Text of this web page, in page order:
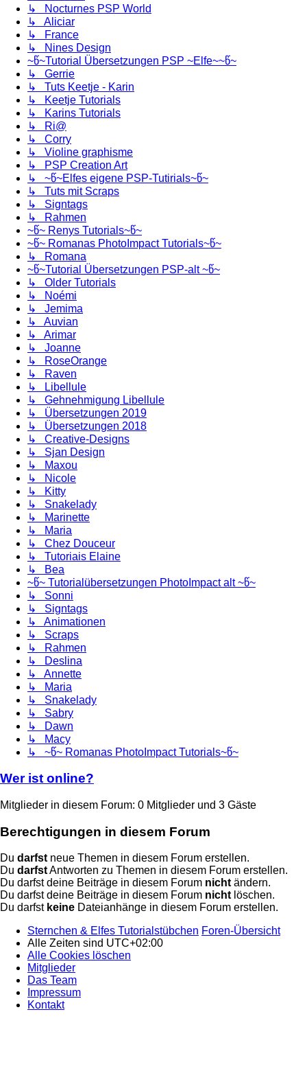
↳ Nocturnes PSP World
↳ Aliciar
↳ France
↳ Nines Design
~წ~Tutorial Übersetzungen PSP ~Elfe~~წ~
↳ Gerrie
↳ Tuts Keetje - Karin
↳ Keetje Tutorials
↳ Karins Tutorials
↳ Ri@
↳ Corry
↳ Violine graphisme
↳ PSP Creation Art
↳ ~წ~Elfes eigene PSP-Tutirials~წ~
↳ Tuts mit Scraps
↳ Signtags
↳ Rahmen
~წ~ Renys Tutorials~წ~
~წ~ Romanas PhotoImpact Tutorials~წ~
↳ Romana
~წ~Tutorial Übersetzungen PSP-alt ~წ~
↳ Older Tutorials
↳ Noémi
↳ Jemima
↳ Auvian
↳ Arimar
↳ Joanne
↳ RoseOrange
↳ Raven
↳ Libellule
↳ Gehnehmigung Libellule
↳ Übersetzungen 2019
↳ Übersetzungen 2018
↳ Creative-Designs
↳ Sjan Design
↳ Maxou
↳ Nicole
↳ Kitty
↳ Snakelady
↳ Marinette
↳ Maria
↳ Chez Douceur
↳ Tutoriais Elaine
↳ Bea
~წ~ Tutorialübersetzungen PhotoImpact alt ~წ~
↳ Sonni
↳ Signtags
↳ Animationen
↳ Scraps
↳ Rahmen
↳ Deslina
↳ Annette
↳ Maria
↳ Snakelady
↳ Sabry
↳ Dawn
↳ Macy
↳ ~წ~ Romanas PhotoImpact Tutorials~წ~
Wer ist online?
Mitglieder in diesem Forum: 0 Mitglieder und 3 Gäste
Berechtigungen in diesem Forum
Du darfstneue Themen in diesem Forum erstellen.
Du darfstAntworten zu Themen in diesem Forum erstellen.
Du darfst deine Beiträge in diesem Forum nichtändern.
Du darfst deine Beiträge in diesem Forum nichtlöschen.
Du darfst keine Dateianhänge in diesem Forum erstellen.
Sternchen & Elfes Tutorialstübchen Foren-Übersicht
Alle Zeiten sind UTC+02:00
Alle Cookies löschen
Mitglieder
Das Team
Impressum
Kontakt